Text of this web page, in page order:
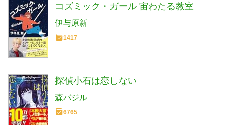
コズミック・ガール 宙わたる教室
伊与原新
1417
探偵小石は恋しない
森バジル
6765